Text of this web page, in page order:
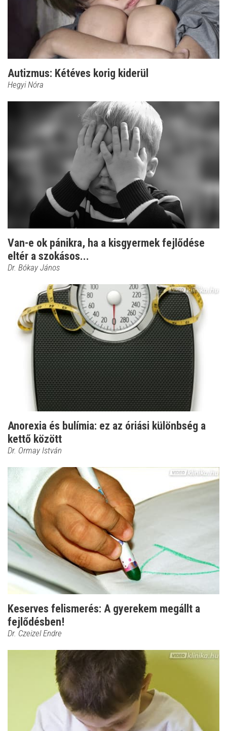
Autizmus: Kétéves korig kiderül
Hegyi Nóra
Van-e ok pánikra, ha a kisgyermek fejlődése
eltér a szokásos...
Dr. Bókay János
Anorexia és bulímia: ez az óriási különbség a
kettő között
Dr. Ormay István
Keserves felismerés: A gyerekem megállt a
fejlődésben!
Dr. Czeizel Endre